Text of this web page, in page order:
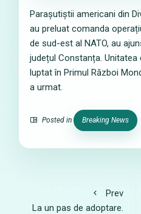
Parașutiștii americani din
au preluat comanda
de sud-est al NATO, au
județul Constanța. Unitatea
luptat în Primul Război
a urmat.
Posted in Breaking News
Prev
La un pas de adoptare.